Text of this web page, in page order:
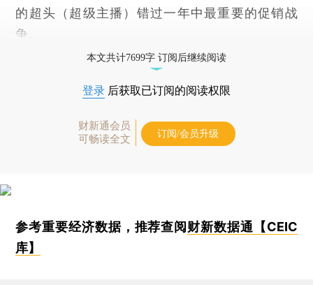
的超头（超级主播）错过一年中最重要的促销战
争。
本文共计7699字 订阅后继续阅读
登录 后获取已订阅的阅读权限
财新通会员
可畅读全文
订阅/会员升级
参考重要经济数据，推荐查阅 财新数据通【CEIC
库】